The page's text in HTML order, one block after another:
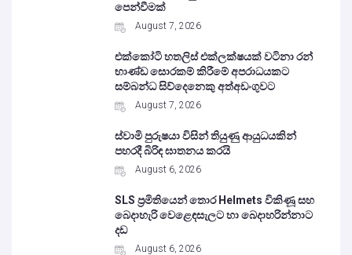
පෙන්වීමක්
August 7, 2026
එක්කෝටි හතලිස් එක්ලක්ෂයක් වටිනා රන්
භාණ්ඩ සොරකම් කිරීමේ අපරාධයකට
සම්බන්ධ සිව්දෙනෙකු අත්අඩංගුවට
August 7, 2026
ස්වාමි පුරුෂයා විසින් තියුණු ආයුධයකින්
පහරදී බිරිඳ ඝාතනය කරයි
August 6, 2026
SLS ප්‍රමිතියෙන් තොර Helmets විකිණූ සහ
බෙදාහැරි වෙළෙඳසැලට හා බෙදාහරින්නාට
දඩ
August 6, 2026